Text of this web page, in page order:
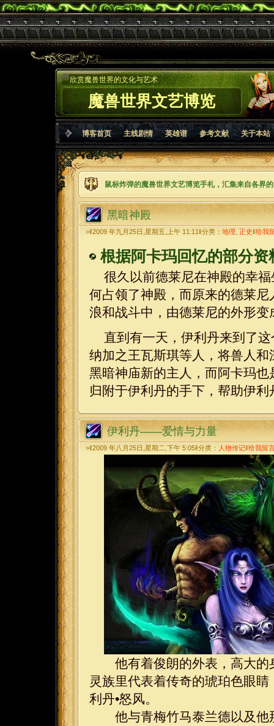
魔兽世界文艺博览
欣赏魔兽世界的文化与艺术
博客首页 主线剧情 英雄谱 参考文献 关于本站
鼠标炸弹的魔兽世界文艺博览手札，汇集来自各界
黑暗神殿
>‖2009 年九月25日,星期五,上午 11:11‖分类： 地理 正史 给我
根据阿卡玛回忆的部分资
很久以前德莱尼在神殿的幸
何占领了神殿，而原来的德莱
浪和战斗中，由德莱尼的外形
直到有一天，伊利丹来到了
纳加之王瓦斯琪等人，将兽人
黑暗神庙新的主人，而阿卡玛
归附于伊利丹的手下，帮助伊
伊利丹——爱情与力量
>‖2009 年八月25日,星期二,下午 5:05‖分类： 人物传记 给我留
他有着俊朗的外表，高大的
灵族里代表着传奇的琥珀色眼
利丹•怒风。
他与青梅竹马泰兰德以及他